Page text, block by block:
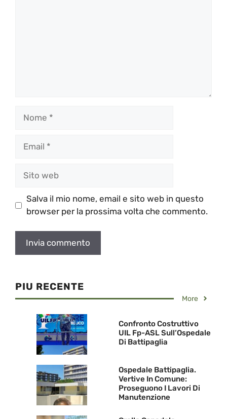
Salva il mio nome, email e sito web in questo
browser per la prossima volta che commento.
PIU RECENTE
More
Confronto Costruttivo
UIL Fp-ASL Sull’Ospedale
Di Battipaglia
Ospedale Battipaglia.
Vertive In Comune:
Proseguono I Lavori Di
Manutenzione